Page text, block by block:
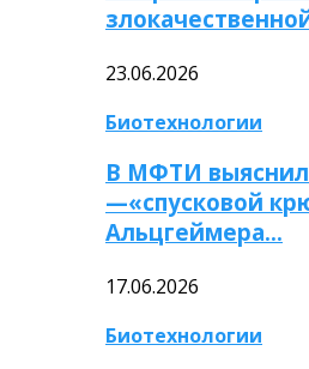
23.06.2026
Биотехнологии
В МФТИ
—«спусковой
Альцгеймера…
17.06.2026
Биотехнологии